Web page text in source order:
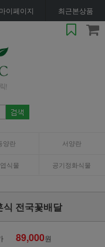
마이페이지 최근본상품
양란 서양란
식물 공기정화식물
식 전국꽃배달
89,000원